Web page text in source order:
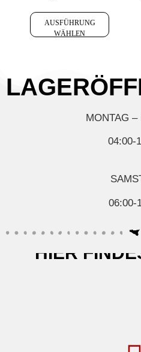
AUSFÜHRUNG
WÄHLEN
MONTAG –
04:00-
06:00-
HIER